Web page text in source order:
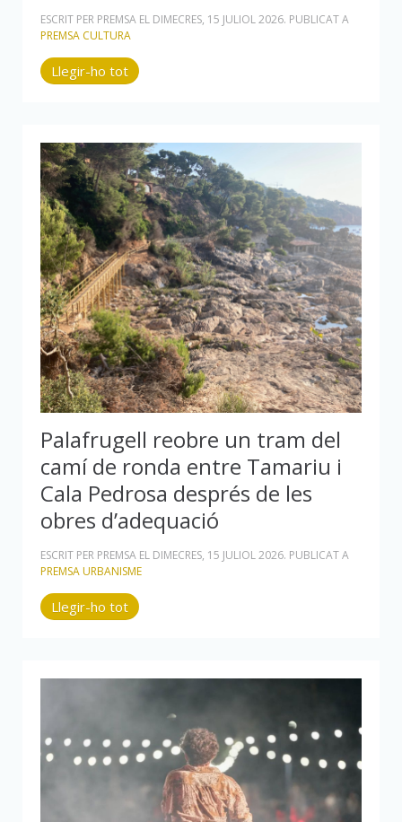
ESCRIT PER PREMSA EL DIMECRES, 15 JULIOL 2026. PUBLICAT A
PREMSA CULTURA
Llegir-ho tot
Palafrugell reobre un tram del
camí de ronda entre Tamariu i
Cala Pedrosa després de les
obres d’adequació
ESCRIT PER PREMSA EL DIMECRES, 15 JULIOL 2026. PUBLICAT A
PREMSA URBANISME
Llegir-ho tot